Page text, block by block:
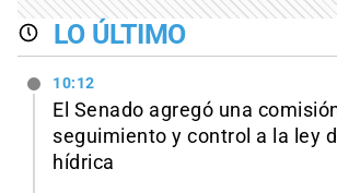
LO ÚLTIMO
10:12
El Senado agregó una
seguimiento y control a la ley
hídrica